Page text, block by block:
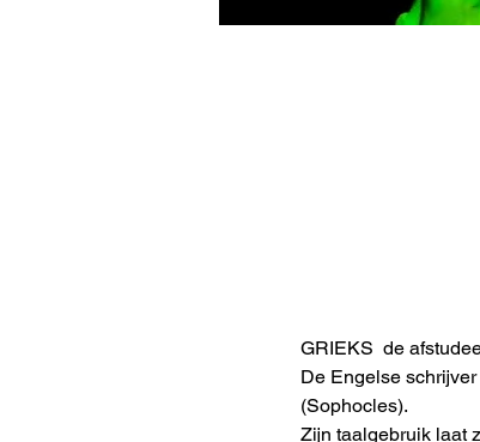
GRIEKS  de
De Engelse
(Sophocles).
Zijn taalgebruik laat